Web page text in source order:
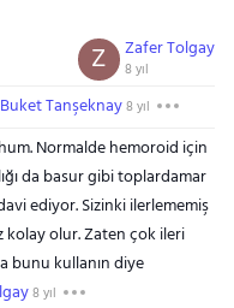
Zafer Tolgay
8 yıl
Z
Buket Tanşeknay8 yıl
Normalde hemoroid için
da basur gibi toplardamar
ediyor. Sizinki ilerlememiş
kolay olur. Zaten çok ileri
bunu kullanın diye
8 yıl